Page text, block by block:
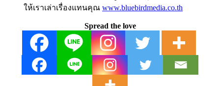
ให้เราเล่าเรื่องแทนคุณ www.bluebirdmedia.co.th
Spread the love